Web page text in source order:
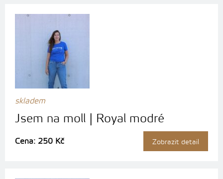
skladem
Jsem na moll | Royal modré
Cena: 250 Kč Zobrazit detail